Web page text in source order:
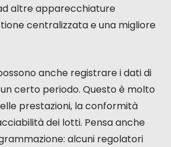
altre apparecchiature
centralizzata e una migliore
anche registrare i dati di
certo periodo. Questo è molto
prestazioni, la conformità
dei lotti. Pensa anche
alcuni regolatori